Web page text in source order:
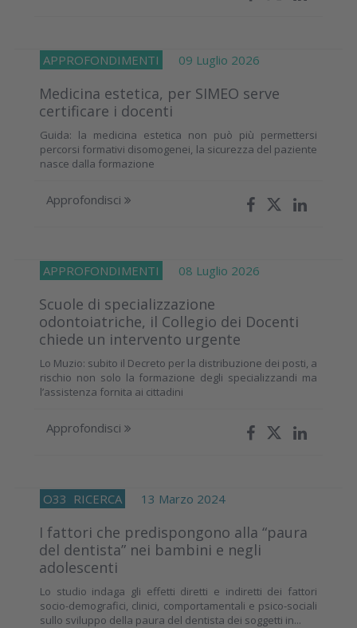
APPROFONDIMENTI 09 Luglio 2026
Medicina estetica, per SIMEO serve
certificare i docenti
Guida: la medicina estetica non può più permettersi
percorsi formativi disomogenei, la sicurezza del paziente
nasce dalla formazione
Approfondisci
APPROFONDIMENTI 08 Luglio 2026
Scuole di specializzazione
odontoiatriche, il Collegio dei Docenti
chiede un intervento urgente
Lo Muzio: subito il Decreto per la distribuzione dei posti, a
rischio non solo la formazione degli specializzandi ma
l’assistenza fornita ai cittadini
Approfondisci
O33 RICERCA 13 Marzo 2024
I fattori che predispongono alla “paura
del dentista” nei bambini e negli
adolescenti
Lo studio indaga gli effetti diretti e indiretti dei fattori
socio-demografici, clinici, comportamentali e psico-sociali
sullo sviluppo della paura del dentista dei soggetti in...